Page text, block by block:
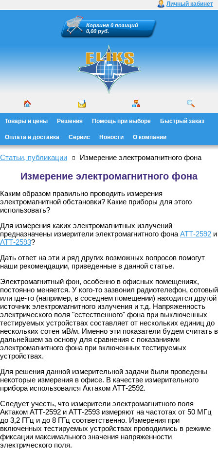
Личный кабинет
Корзина 0 позиций
0,00 руб.
Товары и цены Решения Помощь при выборе Быстрый заказ
Оплата и доставка Сервис Новости О компании
Статьи, публикации Измерение электромагнитного фона
Измерение электромагнитного фона
Каким образом правильно проводить измерения
электромагнитной обстановки? Какие приборы для этого
использовать?
Для измерения каких электромагнитных излучений
предназначены измерители электромагнитного фона АТТ-2592 и
АТТ-2593?
Дать ответ на эти и ряд других возможных вопросов помогут
наши рекомендации, приведенные в данной статье.
Электромагнитный фон, особенно в офисных помещениях,
постоянно меняется. У кого-то зазвонил радиотелефон, сотовый
или где-то (например, в соседнем помещении) находится другой
источник электромагнитного излучения и т.д. Напряженность
электрического поля "естественного" фона при выключенных
тестируемых устройствах составляет от нескольких единиц до
нескольких сотен мВ/м. Именно эти показатели будем считать в
дальнейшем за основу для сравнения с показаниями
электромагнитного фона при включенных тестируемых
устройствах.
Для решения данной измерительной задачи были проведены
некоторые измерения в офисе. В качестве измерительного
прибора использовался Актаком АТТ-2592.
Следует учесть, что измерители электромагнитного поля
Актаком АТТ-2592 и АТТ-2593 измеряют на частотах от 50 МГц
до 3,2 ГГц и до 8 ГГц соответственно. Измерения при
включенных тестируемых устройствах проводились в режиме
фиксации максимального значения напряженности
электрического поля.